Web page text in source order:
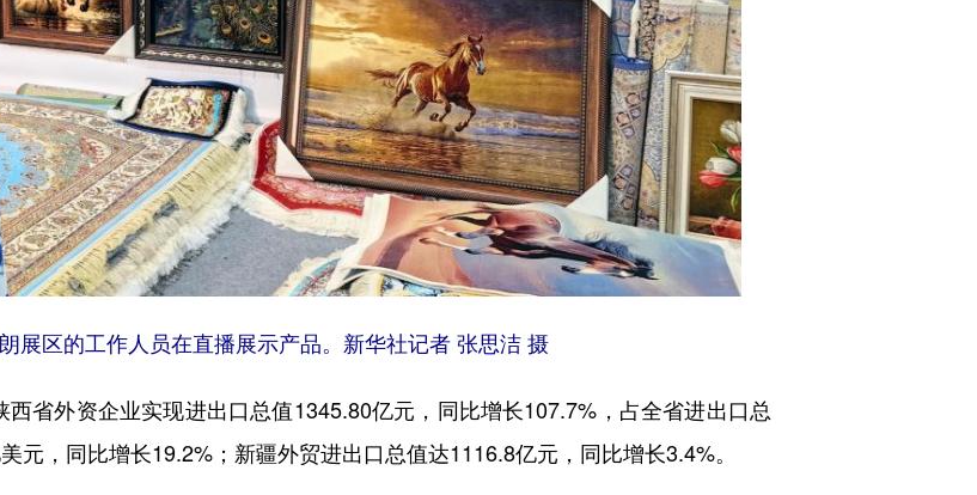
展区的工作人员在直播展示产品。新华社记者 张思洁 摄
外资企业实现进出口总值1345.80亿元，同比增长107.7%，占全省进出口总
元，同比增长19.2%；新疆外贸进出口总值达1116.8亿元，同比增长3.4%。